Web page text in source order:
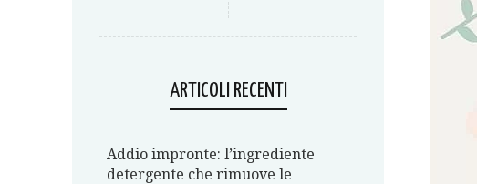
ARTICOLI RECENTI
Addio impronte: l’ingrediente
detergente che rimuove le